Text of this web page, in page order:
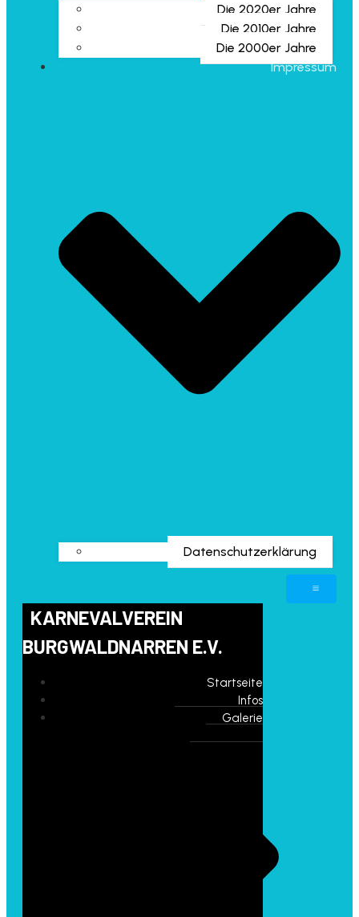
Die 2020er Jahre
Die 2010er Jahre
Die 2000er Jahre
Impressum
Datenschutzerklärung
KARNEVALVEREIN
BURGWALDNARREN E.V.
Startseite
Infos
Galerie